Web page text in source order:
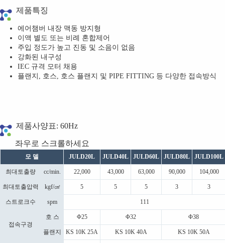
제품특징
에어챔버 내장 맥동 방지형
이액 별도 또는 비례 혼합제어
주입 정도가 높고 진동 및 소음이 없음
강화된 내구성
IEC 규격 모터 채용
플랜지, 호스, 호스 플랜지 및 PIPE FITTING 등 다양한 접속방식
제품사양표: 60Hz
모 델 JULD20L JULD40L JULD60L JULD80L JULD100L
최대토출량 cc/min. 22,000 43,000 63,000 90,000 104,000
최대토출압력 kgf/㎠ 5 5 5 3 3
스트로크수 spm 111
접속구경
호 스 Φ25 Φ32 Φ38
플랜지 KS 10K 25A KS 10K 40A KS 10K 50A